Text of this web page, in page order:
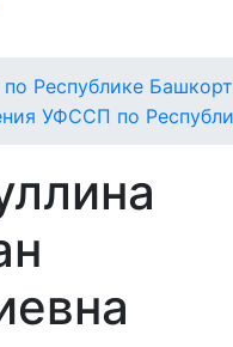
Республике
УФССП по